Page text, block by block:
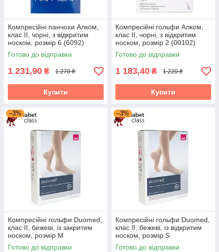
Компресійні панчохи Алком,
клас II, чорні, з відкритим
носком, розмір 6 (6092)
Готово до відправки
1 231,90 ₴ 1 270 ₴
Купити
Компресійні гольфи Алком,
клас II, чорні, з відкритим
носком, розмір 2 (00102)
Готово до відправки
1 183,40 ₴ 1 220 ₴
Купити
–3%
Компресійні гольфи Duomed,
клас II, бежеві, із закритим
носком, розмір M
(V240013000)
Готово до відправки
–3%
Компресійні гольфи Duomed,
клас II, бежеві, із відкритим
носком, розмір S
(V240002000)
Готово до відправки